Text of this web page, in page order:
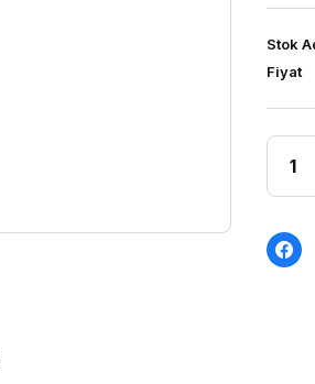
Stok
Fiyat